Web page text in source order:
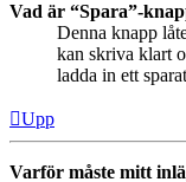
Vad är “Spara”-
Denna knapp
kan skriva klart
ladda in ett
Upp
Varför måste mitt